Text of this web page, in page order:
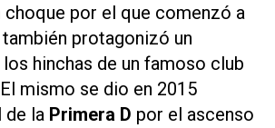
choque por el que comenzó a
protagonizó un
hinchas de un famoso club
mismo se dio en 2015
de la Primera D por el ascenso